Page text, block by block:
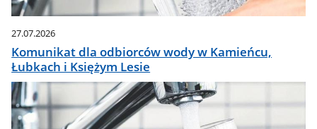
27.07.2026
Komunikat dla odbiorców wody w Kamieńcu,
Łubkach i Księżym Lesie